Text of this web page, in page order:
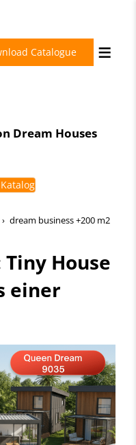
Catalogue
Dream Houses
dream business +200 m2
House
einer